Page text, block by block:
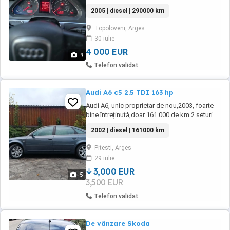
9
2005 | diesel | 290000 km
Topoloveni, Arges
30 iulie
4 000 EUR
Telefon validat
5
Audi A6 c5 2.5 TDI 163 hp
Audi A6, unic proprietar de nou,2003, foarte
bine întreținută,doar 161.000 de km.2 seturi
noi.Masina se prezintă exemplar din punct de
vedere mecanic și tehnic.
2002 | diesel | 161000 km
Pitesti, Arges
29 iulie
3,000 EUR
3,500 EUR
Telefon validat
De vânzare Skoda